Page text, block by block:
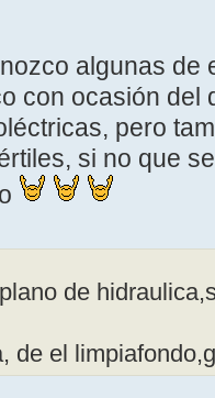
algunas de
con ocasión del
pero
si no que
de
de el